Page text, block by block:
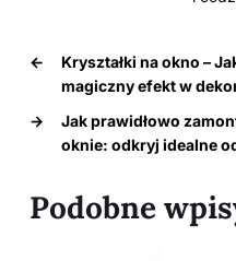
←
Kryształki na okno –
magiczny efekt w
→
Jak prawidłowo
oknie: odkryj idealne
Podobne